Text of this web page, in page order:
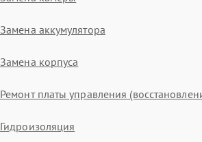
Замена аккумулятора
Замена корпуса
Ремонт платы управления
Гидроизоляция